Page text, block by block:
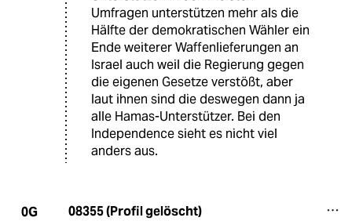
Umfragen unterstützen mehr als die
Hälfte der demokratischen Wähler ein
Ende weiterer Waffenlieferungen an
Israel auch weil die Regierung gegen
die eigenen Gesetze verstößt, aber
laut ihnen sind die deswegen dann ja
alle Hamas-Unterstützer. Bei den
Independence sieht es nicht viel
anders aus.
0G 08355 (Profil gelöscht)